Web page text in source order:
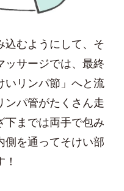
込むようにして、そ
ッサージでは、最終
いリンパ節」へと流
ンパ管がたくさん走
下までは両手で包み
側を通ってそけい部